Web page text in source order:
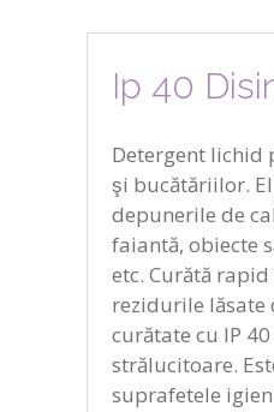
Ip 40
Detergent lichid
şi bucătăriilor.
depunerile de
faiantă, obiecte
etc. Curătă
rezidurile lăsate
curătate cu IP
strălucitoare.
suprafetele